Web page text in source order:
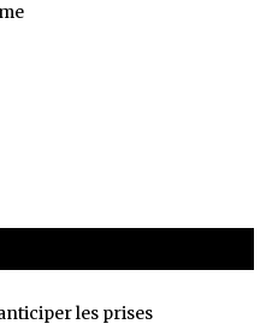
les prises